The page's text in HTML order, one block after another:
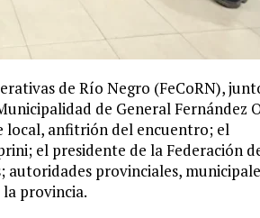
de Río Negro (FeCoRN),
de General Fernández
local, anfitrión del encuentro; el
el presidente de la Federación
autoridades provinciales,
provincia.